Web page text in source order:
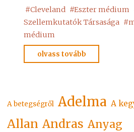
#Cleveland #Eszter médium
Szellemkutatók Társasága #
médium
olvass tovább
A betegségről Adelma A
Allan Andras Anyag